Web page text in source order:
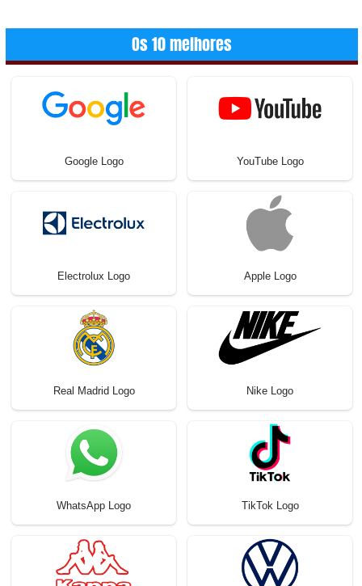
Os 10 melhores
Google Logo YouTube Logo
Electrolux Logo Apple Logo
Real Madrid Logo Nike Logo
WhatsApp Logo TikTok Logo